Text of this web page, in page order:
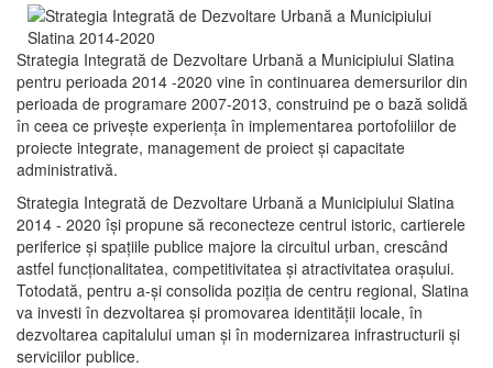
Strategia Integrată de Dezvoltare Urbană a Municipiului Slatina
pentru perioada 2014 -2020 vine în continuarea demersurilor din
perioada de programare 2007-2013, construind pe o bază solidă
în ceea ce priveşte experienţa în implementarea portofoliilor de
proiecte integrate, management de proiect și capacitate
administrativă.
Strategia Integrată de Dezvoltare Urbană a Municipiului Slatina
2014 - 2020 își propune să reconecteze centrul istoric, cartierele
periferice şi spaţiile publice majore la circuitul urban, crescând
astfel funcţionalitatea, competitivitatea şi atractivitatea oraşului.
Totodată, pentru a-şi consolida poziţia de centru regional, Slatina
va investi în dezvoltarea şi promovarea identităţii locale, în
dezvoltarea capitalului uman şi în modernizarea infrastructurii şi
serviciilor publice.